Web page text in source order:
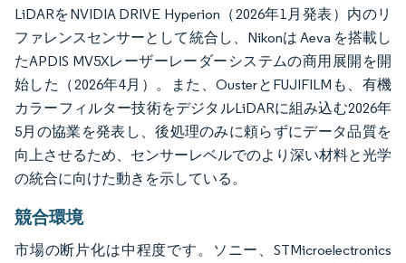
LiDARをNVIDIA DRIVE Hyperion（2026年1月発表）内のリ
ファレンスセンサーとして統合し、Nikonは Aeva を搭載し
たAPDIS MV5Xレーザーレーダーシステムの商用展開を開
始した（2026年4月）。また、OusterとFUJIFILMも、有機
カラーフィルター技術をデジタルLiDARに組み込む2026年
5月の協業を発表し、後処理のみに頼らずにデータ品質を
向上させるため、センサーレベルでのより深い材料と光学
の統合に向けた動きを示している。
競合環境
市場の断片化は中程度です。ソニー、STMicroelectronics